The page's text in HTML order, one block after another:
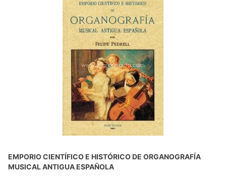
EMPORIO CIENTÍFICO E HISTÓRICO DE ORGANOGRAFÍA
MUSICAL ANTIGUA ESPAÑOLA